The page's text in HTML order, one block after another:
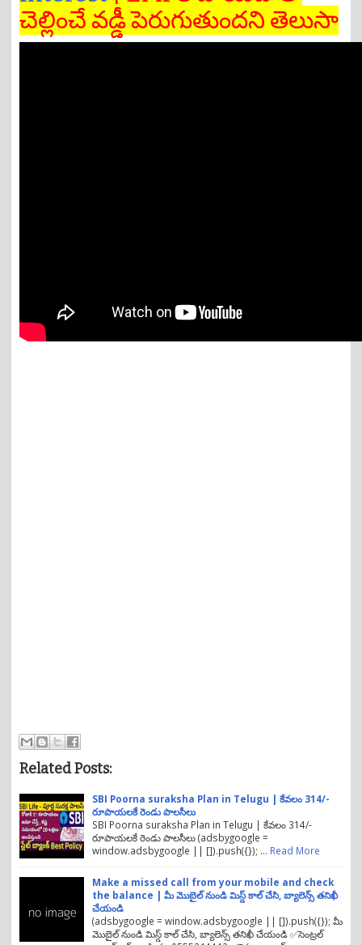
చెల్లించే వడ్డీ పెరుగుతుందని తెలుసా
Related Posts:
SBI Poorna suraksha Plan in Telugu | కేవలం 314/-
రూపాయలకే రెండు పాలసీలు
SBI Poorna suraksha Plan in Telugu | కేవలం 314/-
రూపాయలకే రెండు పాలసీలు (adsbygoogle =
window.adsbygoogle || []).push({}); … Read More
Make a missed call from your mobile and check
the balance | మీ మొబైల్ నుండి మిస్డ్ కాల్ చేసి, బ్యాలెన్స్ తనిఖీ
చేయండి
(adsbygoogle = window.adsbygoogle || []).push({}); మీ
మొబైల్ నుండి మిస్డ్ కాల్ చేసి, బ్యాలెన్స్ తనిఖీ చేయండి ✅సెంట్రల్